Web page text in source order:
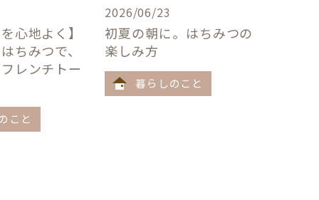
心地よく】
ちみつで、
レンチトー
こと
2026/06/23
初夏の朝に。はちみつの
楽しみ方
暮らしのこと